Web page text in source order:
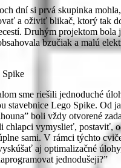
dní si prvá skupinka
a oživiť blikač, ktorý tak
Druhým projektom bola
bzučiak a malú
Spike
sme riešili jednoduché
stavebnice Lego Spike. Od
boli vždy otvorené
chlapci vymyslieť, postaviť,
sami. V rámci týchto
aj optimalizačné
jednodušeji?”